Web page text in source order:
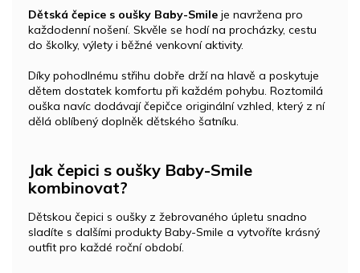
Dětská čepice s oušky Baby-Smile je navržena pro
každodenní nošení. Skvěle se hodí na procházky, cestu
do školky, výlety i běžné venkovní aktivity.
Díky pohodlnému střihu dobře drží na hlavě a poskytuje
dětem dostatek komfortu při každém pohybu. Roztomilá
ouška navíc dodávají čepičce originální vzhled, který z ní
dělá oblíbený doplněk dětského šatníku.
Jak čepici s oušky Baby-Smile
kombinovat?
Dětskou čepici s oušky z žebrovaného úpletu snadno
sladíte s dalšími produkty Baby-Smile a vytvoříte krásný
outfit pro každé roční období.